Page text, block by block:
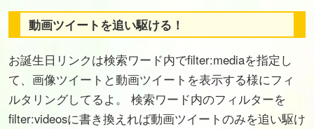
動画ツイートを追い駆ける！
お誕生日リンクは検索ワード内でfilter:mediaを指定し
て、画像ツイートと動画ツイートを表示する様にフィ
ルタリングしてるよ。 検索ワード内のフィルターを
filter:videosに書き換えれば動画ツイートのみを追い駆け